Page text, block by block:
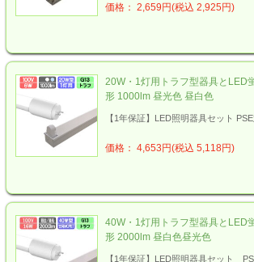
価格： 2,659円(税込 2,925円)
20W・1灯用トラフ型器具とLED
形 1000lm 昼光色 昼白色
【1年保証】LED照明器具セット
価格： 4,653円(税込 5,118円)
40W・1灯用トラフ型器具とLED
形 2000lm 昼白色昼光色
【1年保証】LED照明器具セット